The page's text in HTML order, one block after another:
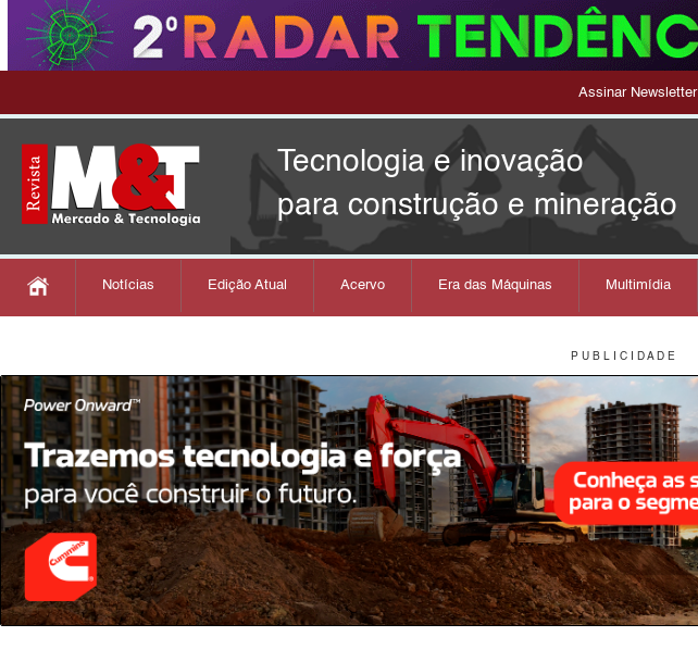
Assinar Newsletter
Tecnologia e inovação
para construção e mineração
Notícias Edição Atual Acervo Era das Máquinas Multimídia
P U B L I C I D A D E